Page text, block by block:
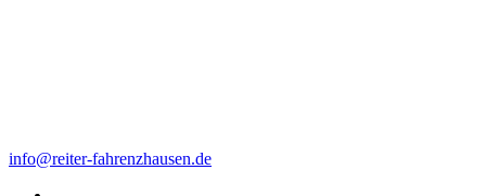
info@reiter-fahrenzhausen.de